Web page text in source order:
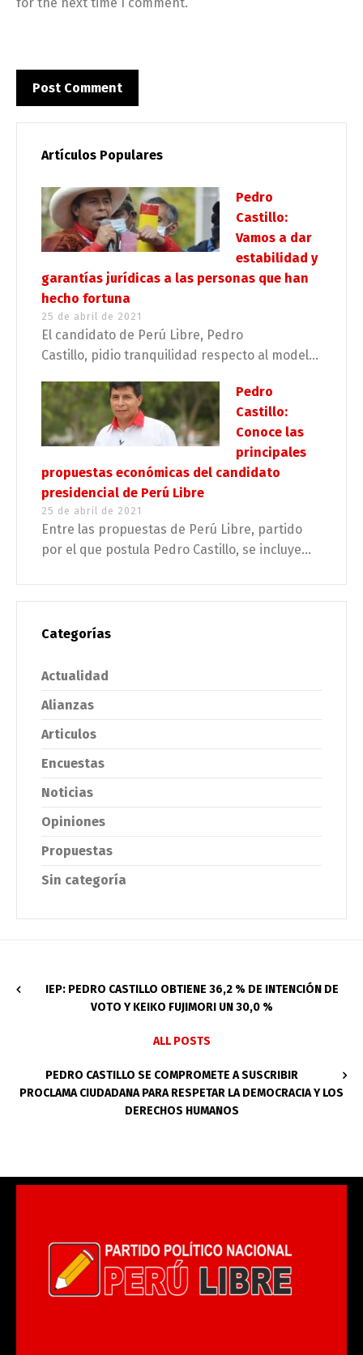
Artículos Populares
Pedro
Castillo:
Vamos a dar
estabilidad y
garantías jurídicas a las personas que han
hecho fortuna
25 de abril de 2021
El candidato de Perú Libre, Pedro
Castillo, pidio tranquilidad respecto al model...
Pedro
Castillo:
Conoce las
principales
propuestas económicas del candidato
presidencial de Perú Libre
25 de abril de 2021
Entre las propuestas de Perú Libre, partido
por el que postula Pedro Castillo, se incluye...
Categorías
Actualidad
Alianzas
Articulos
Encuestas
Noticias
Opiniones
Propuestas
Sin categoría
IEP: PEDRO CASTILLO OBTIENE 36,2 % DE INTENCIÓN DE
VOTO Y KEIKO FUJIMORI UN 30,0 %
ALL POSTS
PEDRO CASTILLO SE COMPROMETE A SUSCRIBIR
PROCLAMA CIUDADANA PARA RESPETAR LA DEMOCRACIA Y LOS
DERECHOS HUMANOS